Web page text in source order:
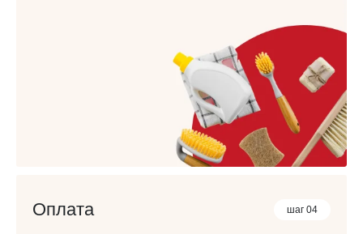
шаг 04
Оплата